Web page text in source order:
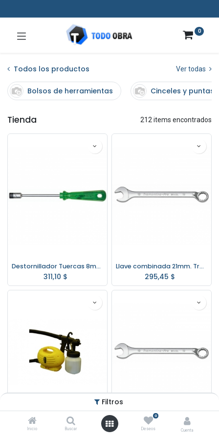
Filtros
Inicio Buscar
0
Deseos Cuenta
0
Todos los productos Ver todas
Bolsos de herramientas Cinceles y puntas
Tienda 212 items encontrados
Destornillador Tuercas 8mm. Tramontina Pro 44250/008
311,10 $
Llave combinada 21mm. Tramontina Pro 44660/021
295,45 $
1.946,27$ 135,75